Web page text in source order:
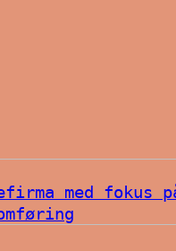
med fokus